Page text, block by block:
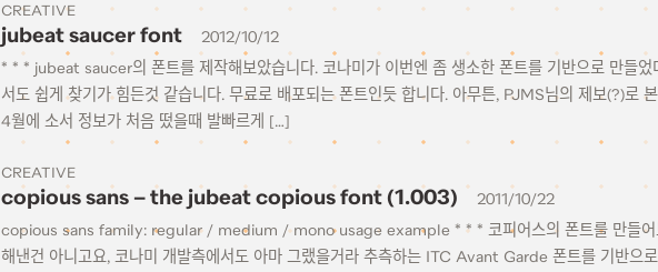
CREATIVE
jubeat saucer font
2012/10/12
* * * jubeat saucer의 폰트를 제작해보았습니다. 코나미가 이번엔 좀 생소한 폰트를 기반으로 만들었
서도 쉽게 찾기가 힘든것 같습니다. 무료로 배포되는 폰트인듯 합니다. 아무튼, PJMS님의 제보(?)로
4월에 소서 정보가 처음 떴을때 발빠르게 […]
CREATIVE
copious sans – the jubeat copious font (1.003)
2011/10/22
copious sans family: regular / medium / mono usage example * * * 코피어스의 폰트를 만들어
해낸건 아니고요, 코나미 개발측에서도 아마 그랬을거라 추측하는 ITC Avant Garde 폰트를 기반으